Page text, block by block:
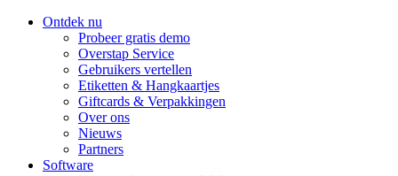
Ontdek nu
Probeer gratis demo
Overstap Service
Gebruikers vertellen
Etiketten & Hangkaartjes
Giftcards & Verpakkingen
Over ons
Nieuws
Partners
Software